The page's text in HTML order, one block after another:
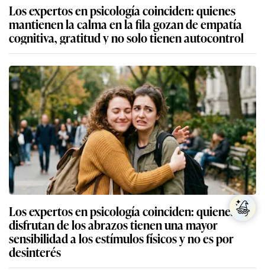
Los expertos en psicología coinciden: quienes
mantienen la calma en la fila gozan de empatía
cognitiva, gratitud y no solo tienen autocontrol
Los expertos en psicología coinciden: quienes no
disfrutan de los abrazos tienen una mayor
sensibilidad a los estímulos físicos y no es por
desinterés